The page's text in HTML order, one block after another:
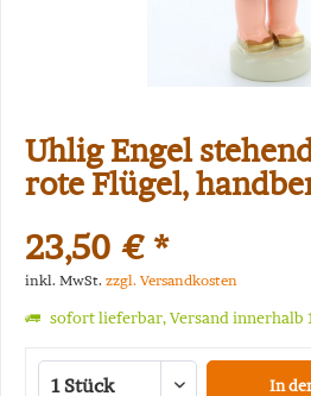
Uhlig Engel
rote Flügel,
23,50 € *
inkl. MwSt. zzgl. Versandkosten
sofort lieferbar, Versand innerhalb
In